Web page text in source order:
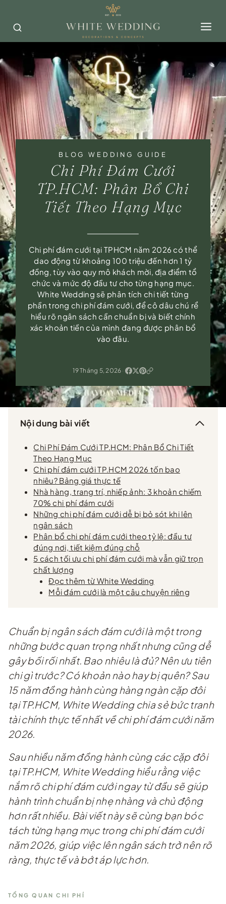
content
BLOG WEDDING GUIDE
Chi Phí Đám Cưới
TP.HCM: Phân Bổ Chi
Tiết Theo Hạng Mục
Chi phí đám cưới tại TPHCM năm 2026 có thể
dao động từ khoảng 100 triệu đến hơn 1 tỷ
đồng, tùy vào quy mô khách mời, địa điểm tổ
chức và mức độ đầu tư cho từng hạng mục.
White Wedding sẽ phân tích chi tiết từng
phần trong chi phí đám cưới, để cô dâu chú rể
hiểu rõ ngân sách cần chuẩn bị và biết chính
xác khoản tiền của mình đang được phân bổ
vào đâu.
19 Tháng 5, 2026 ·
Nội dung bài viết
Chi Phí Đám Cưới TP.HCM: Phân Bổ Chi Tiết
Theo Hạng Mục
Chi phí đám cưới TP.HCM 2026 tốn bao
nhiêu? Bảng giá thực tế
Nhà hàng, trang trí, nhiếp ảnh: 3 khoản chiếm
70% chi phí đám cưới
Những chi phí đám cưới dễ bị bỏ sót khi lên
ngân sách
Phân bổ chi phí đám cưới theo tỷ lệ: đầu tư
đúng nơi, tiết kiệm đúng chỗ
5 cách tối ưu chi phí đám cưới mà vẫn giữ trọn
chất lượng
Đọc thêm từ White Wedding
Mỗi đám cưới là một câu chuyện riêng
Chuẩn bị ngân sách đám cưới là một trong
những bước quan trọng nhất nhưng cũng dễ
gây bối rối nhất. Bao nhiêu là đủ? Nên ưu tiên
chi gì trước? Có khoản nào hay bị quên? Sau
15 năm đồng hành cùng hàng ngàn cặp đôi
tại TP.HCM, White Wedding chia sẻ bức tranh
tài chính thực tế nhất về chi phí đám cưới năm
2026.
Sau nhiều năm đồng hành cùng các cặp đôi
tại TP.HCM, White Wedding hiểu rằng việc
nắm rõ chi phí đám cưới ngay từ đầu sẽ giúp
hành trình chuẩn bị nhẹ nhàng và chủ động
hơn rất nhiều. Bài viết này sẽ cùng bạn bóc
tách từng hạng mục trong chi phí đám cưới
năm 2026, giúp việc lên ngân sách trở nên rõ
ràng, thực tế và bớt áp lực hơn.
TỔNG QUAN CHI PHÍ